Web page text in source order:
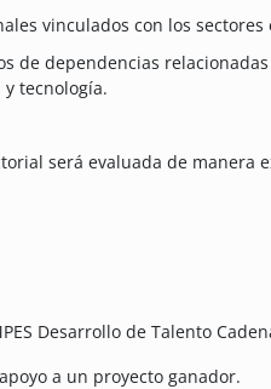
vinculados con los sectores
de dependencias
tecnología.
será evaluada de manera
Desarrollo de Talento
a un proyecto ganador.